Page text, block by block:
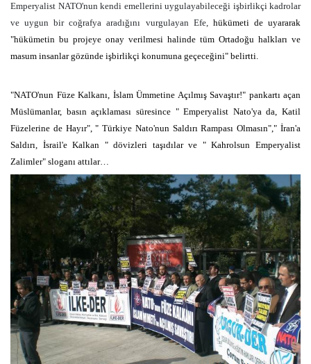
Emperyalist NATO'nun kendi emellerini uygulayabileceği işbirlikçi kadrolar
ve uygun bir coğrafya aradığını vurgulayan Efe, hükümeti de uyararak
"hükümetin bu projeye onay verilmesi halinde tüm Ortadoğu halkları ve
masum insanlar gözünde işbirlikçi konumuna geçeceğini" belirtti.
"NATO'nun Füze Kalkanı, İslam Ümmetine Açılmış Savaştır!" pankartı açan
Müslümanlar, basın açıklaması süresince " Emperyalist Nato'ya da, Katil
Füzelerine de Hayır", " Türkiye Nato'nun Saldırı Rampası Olmasın"," İran'a
Saldırı, İsrail'e Kalkan " dövizleri taşıdılar ve " Kahrolsun Emperyalist
Zalimler" sloganı attılar…